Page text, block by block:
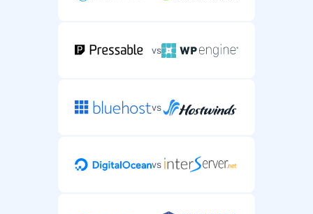
vs
vs
vs